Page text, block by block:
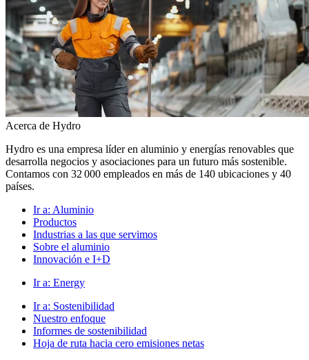
Acerca de Hydro
Hydro es una empresa líder en aluminio y energías renovables que
desarrolla negocios y asociaciones para un futuro más sostenible.
Contamos con 32 000 empleados en más de 140 ubicaciones y 40
países.
Ir a: Aluminio
Productos
Industrias a las que servimos
Sobre el aluminio
Innovación e I+D
Ir a: Energy
Ir a: Sostenibilidad
Nuestro enfoque
Informes de sostenibilidad
Hoja de ruta hacia cero emisiones netas